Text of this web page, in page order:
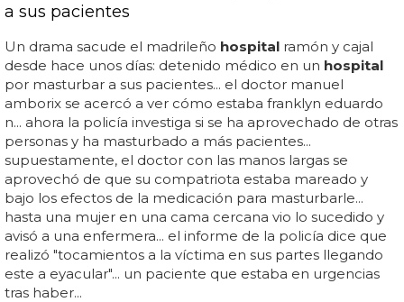
a sus pacientes
Un drama sacude el madrileño hospital ramón y cajal
desde hace unos días: detenido médico en un hospital
por masturbar a sus pacientes... el doctor manuel
amborix se acercó a ver cómo estaba franklyn eduardo
n... ahora la policía investiga si se ha aprovechado de otras
personas y ha masturbado a más pacientes...
supuestamente, el doctor con las manos largas se
aprovechó de que su compatriota estaba mareado y
bajo los efectos de la medicación para masturbarle...
hasta una mujer en una cama cercana vio lo sucedido y
avisó a una enfermera... el informe de la policía dice que
realizó "tocamientos a la víctima en sus partes llegando
este a eyacular"... un paciente que estaba en urgencias
tras haber...